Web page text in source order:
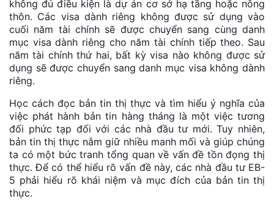
không đủ điều kiện là dự án cơ sở hạ tầng hoặc nông
thôn. Các visa dành riêng không được sử dụng vào
cuối năm tài chính sẽ được chuyển sang cùng danh
mục visa dành riêng cho năm tài chính tiếp theo. Sau
năm tài chính thứ hai, bất kỳ visa nào không được sử
dụng sẽ được chuyển sang danh mục visa không dành
riêng.
Học cách đọc bản tin thị thực và tìm hiểu ý nghĩa của
việc phát hành bản tin hàng tháng là một việc tương
đối phức tạp đối với các nhà đầu tư mới. Tuy nhiên,
bản tin thị thực nắm giữ nhiều manh mối và giúp chúng
ta có một bức tranh tổng quan về vấn đề tồn đọng thị
thực. Để có thể hiểu rõ vấn đề này, các nhà đầu tư EB-
5 phải hiểu rõ khái niệm và mục đích của bản tin thị
thực.